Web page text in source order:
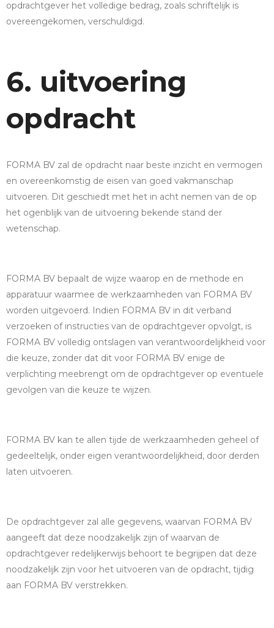
opdrachtgever het volledige bedrag, zoals schriftelijk is
overeengekomen, verschuldigd.
6. uitvoering
opdracht
FORMA BV zal de opdracht naar beste inzicht en vermogen
en overeenkomstig de eisen van goed vakmanschap
uitvoeren. Dit geschiedt met het in acht nemen van de op
het ogenblijk van de uitvoering bekende stand der
wetenschap.
FORMA BV bepaalt de wijze waarop en de methode en
apparatuur waarmee de werkzaamheden van FORMA BV
worden uitgevoerd. Indien FORMA BV in dit verband
verzoeken of instructies van de opdrachtgever opvolgt, is
FORMA BV volledig ontslagen van verantwoordelijkheid voor
die keuze, zonder dat dit voor FORMA BV enige de
verplichting meebrengt om de opdrachtgever op eventuele
gevolgen van die keuze te wijzen.
FORMA BV kan te allen tijde de werkzaamheden geheel of
gedeeltelijk, onder eigen verantwoordelijkheid, door derden
laten uitvoeren.
De opdrachtgever zal alle gegevens, waarvan FORMA BV
aangeeft dat deze noodzakelijk zijn of waarvan de
opdrachtgever redelijkerwijs behoort te begrijpen dat deze
noodzakelijk zijn voor het uitvoeren van de opdracht, tijdig
aan FORMA BV verstrekken.